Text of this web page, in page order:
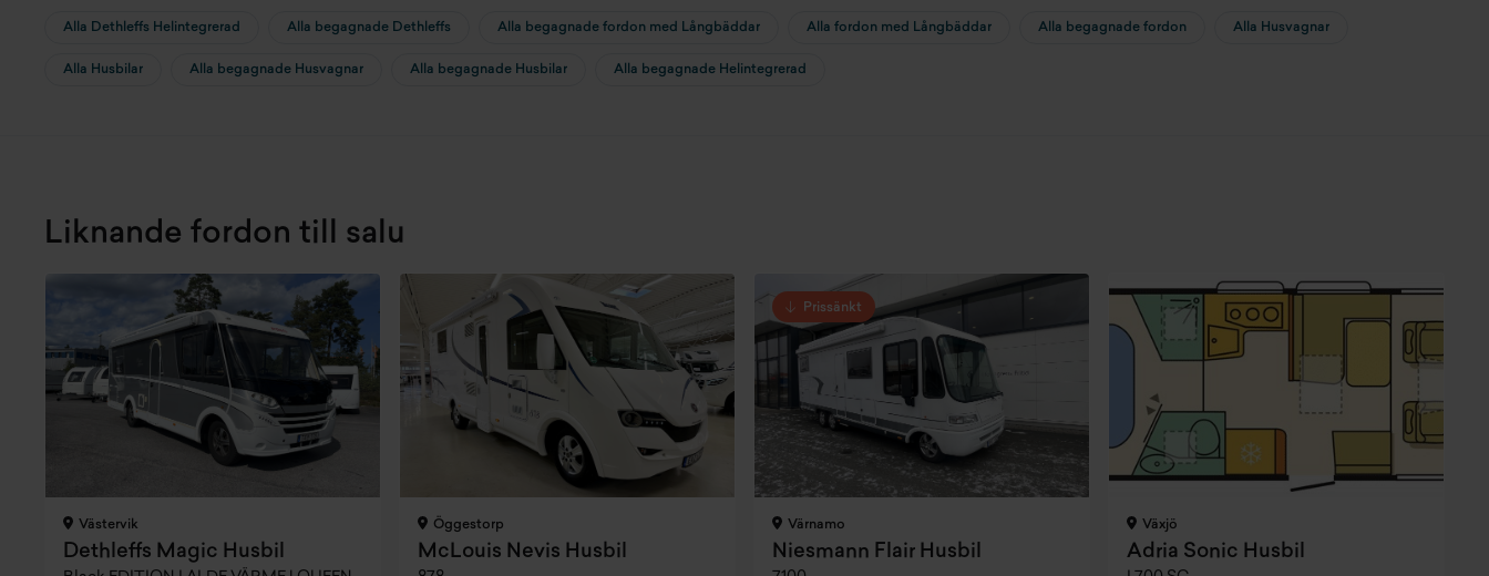
Alla Dethleffs Helintegrerad Alla begagnade Dethleffs Alla begagnade fordon med Långbäddar Alla fordon med Långbäddar Alla begagnade fordon Alla Husvagnar
Alla Husbilar Alla begagnade Husvagnar Alla begagnade Husbilar Alla begagnade Helintegrerad
Liknande fordon till salu
Västervik
Dethleffs Magic Husbil
Öggestorp
McLouis Nevis Husbil
Prissänkt
Värnamo
Niesmann Flair Husbil
Växjö
Adria Sonic Husbil